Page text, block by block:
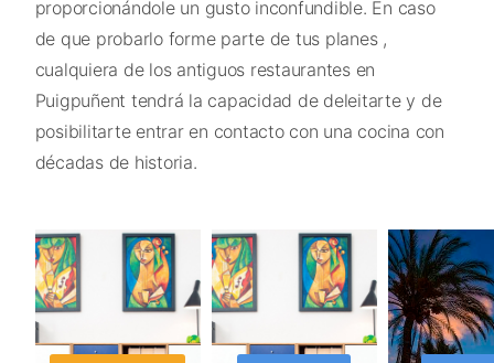
proporcionándole un gusto inconfundible. En caso
de que probarlo forme parte de tus planes ,
cualquiera de los antiguos restaurantes en
Puigpuñent tendrá la capacidad de deleitarte y de
posibilitarte entrar en contacto con una cocina con
décadas de historia.